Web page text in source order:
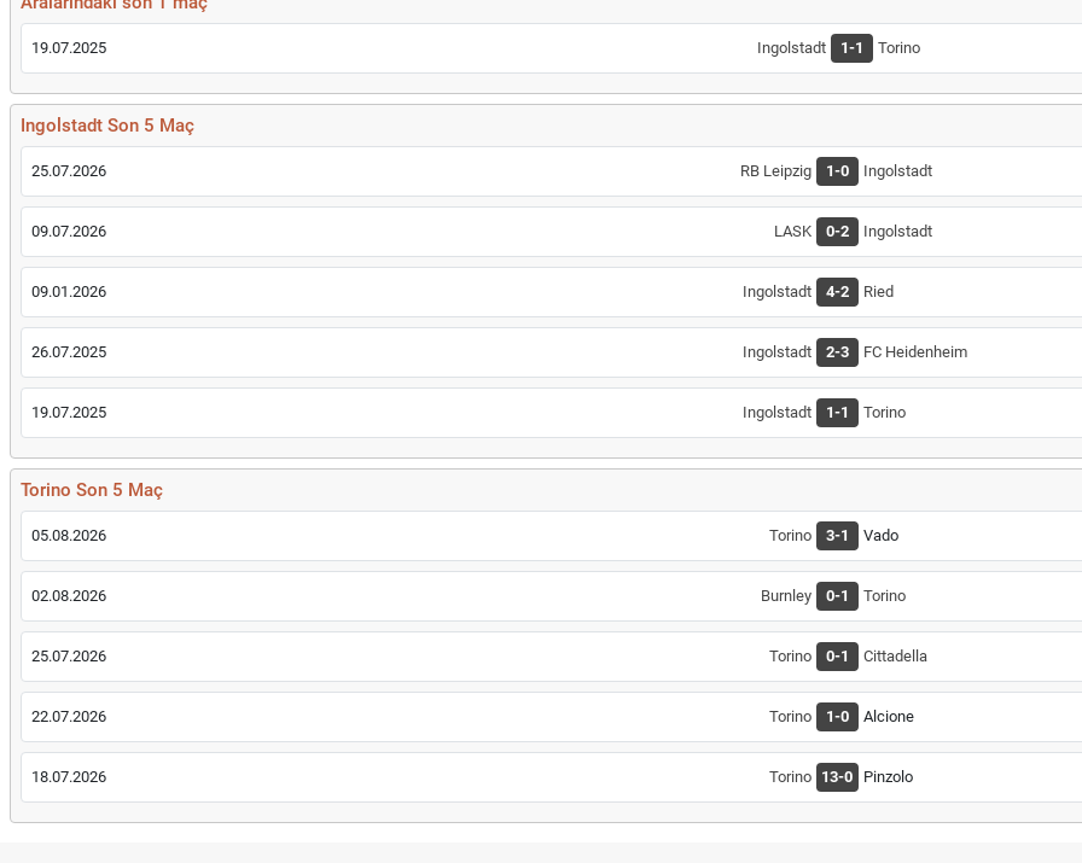
19.07.2025 Ingolstadt 1-1 Torino
Ingolstadt Son 5 Maç
25.07.2026 RB Leipzig 1-0 Ingolstadt
09.07.2026 LASK 0-2 Ingolstadt
09.01.2026 Ingolstadt 4-2 Ried
26.07.2025 Ingolstadt 2-3 FC Heidenheim
19.07.2025 Ingolstadt 1-1 Torino
Torino Son 5 Maç
05.08.2026 Torino 3-1 Vado
02.08.2026 Burnley 0-1 Torino
25.07.2026 Torino 0-1 Cittadella
22.07.2026 Torino 1-0 Alcione
18.07.2026 Torino 13-0 Pinzolo